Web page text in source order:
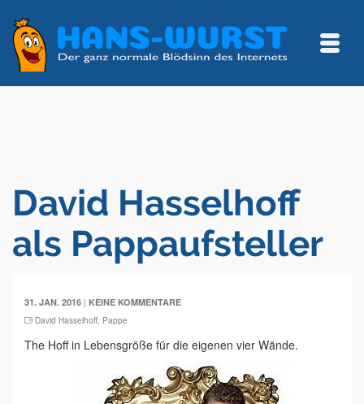
David Hasselhoff
als Pappaufsteller
31. JAN. 2016 | KEINE KOMMENTARE
David Hasselhoff, Pappe
The Hoff in Lebensgröße für die eigenen vier Wände.